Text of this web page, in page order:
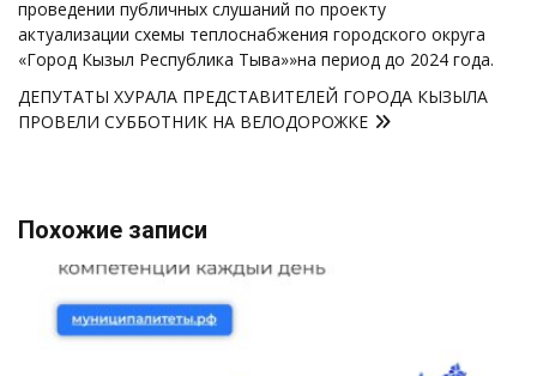
записям
проведении публичных слушаний по проекту
актуализации схемы теплоснабжения городского округа
«Город Кызыл Республика Тыва»»на период до 2024 года.
ДЕПУТАТЫ ХУРАЛА ПРЕДСТАВИТЕЛЕЙ ГОРОДА КЫЗЫЛА
ПРОВЕЛИ СУББОТНИК НА ВЕЛОДОРОЖКЕ
Похожие записи